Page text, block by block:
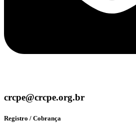
crcpe@crcpe.org.br
Registro / Cobrança